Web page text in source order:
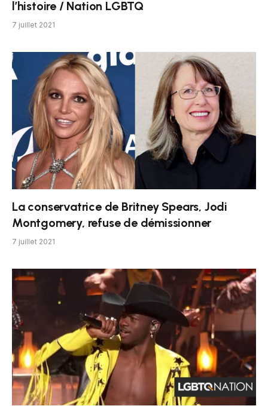
l’histoire / Nation LGBTQ
7 juillet 2021
La conservatrice de Britney Spears, Jodi
Montgomery, refuse de démissionner
7 juillet 2021